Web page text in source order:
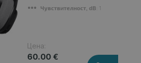
Чувствителност, dB: 102 dB
Цена:
60.00 €